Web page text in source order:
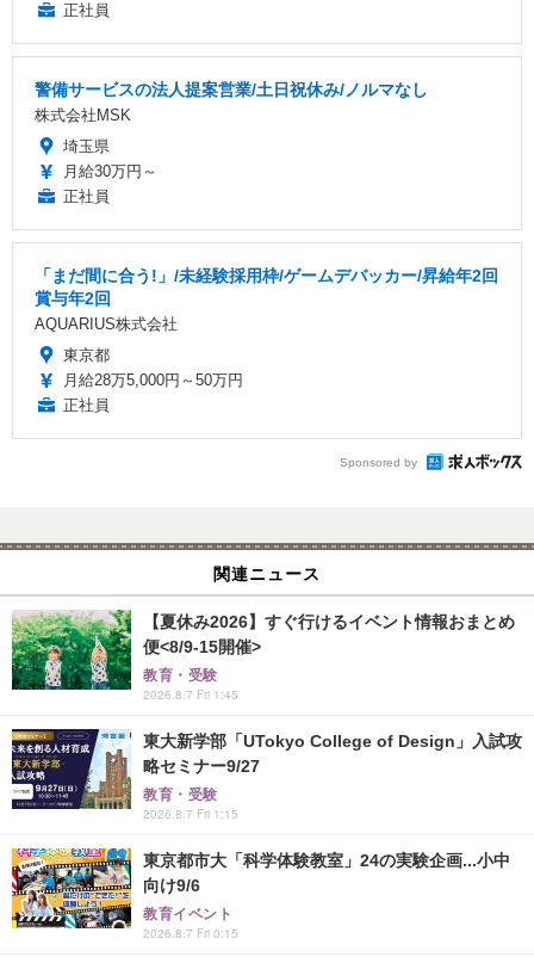
正社員
警備サービスの法人提案営業/土日祝休み/ノルマなし
株式会社MSK
埼玉県
月給30万円～
正社員
「まだ間に合う!」/未経験採用枠/ゲームデバッカー/昇給年2回
賞与年2回
AQUARIUS株式会社
東京都
月給28万5,000円～50万円
正社員
Sponsored by
関連ニュース
【夏休み2026】すぐ行けるイベント情報おまとめ
便<8/9-15開催>
教育・受験
2026.8.7 Fri 1:45
東大新学部「UTokyo College of Design」入試攻
略セミナー9/27
教育・受験
2026.8.7 Fri 1:15
東京都市大「科学体験教室」24の実験企画...小中
向け9/6
教育イベント
2026.8.7 Fri 0:15